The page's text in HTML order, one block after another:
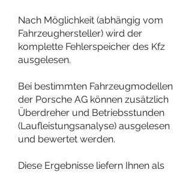
Nach Möglichkeit (abhängig vom
Fahrzeughersteller) wird der
komplette Fehlerspeicher des Kfz
ausgelesen.
Bei bestimmten Fahrzeugmodellen
der Porsche AG können zusätzlich
Überdreher und Betriebsstunden
(Laufleistungsanalyse) ausgelesen
und bewertet werden.
Diese Ergebnisse liefern Ihnen als